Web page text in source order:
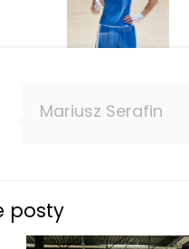
Mariusz Serafin
posty